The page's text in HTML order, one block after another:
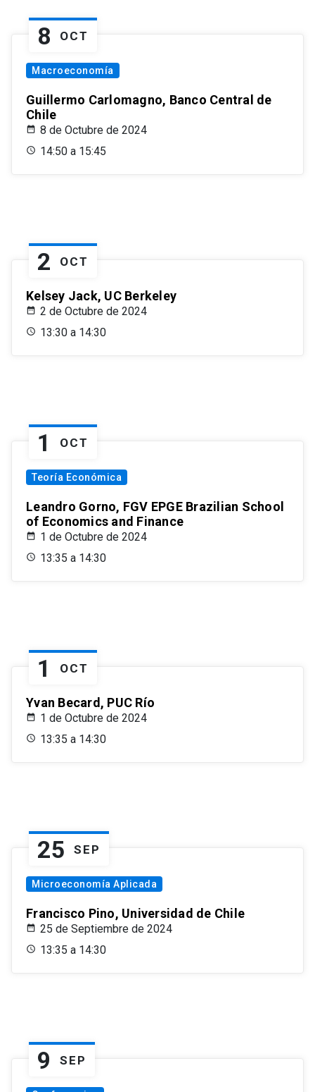
8 OCT
Macroeconomía
Guillermo Carlomagno, Banco Central de
Chile
8 de Octubre de 2024
14:50 a 15:45
2 OCT
Kelsey Jack, UC Berkeley
2 de Octubre de 2024
13:30 a 14:30
1 OCT
Teoría Económica
Leandro Gorno, FGV EPGE Brazilian School
of Economics and Finance
1 de Octubre de 2024
13:35 a 14:30
1 OCT
Yvan Becard, PUC Río
1 de Octubre de 2024
13:35 a 14:30
25 SEP
Microeconomía Aplicada
Francisco Pino, Universidad de Chile
25 de Septiembre de 2024
13:35 a 14:30
9 SEP